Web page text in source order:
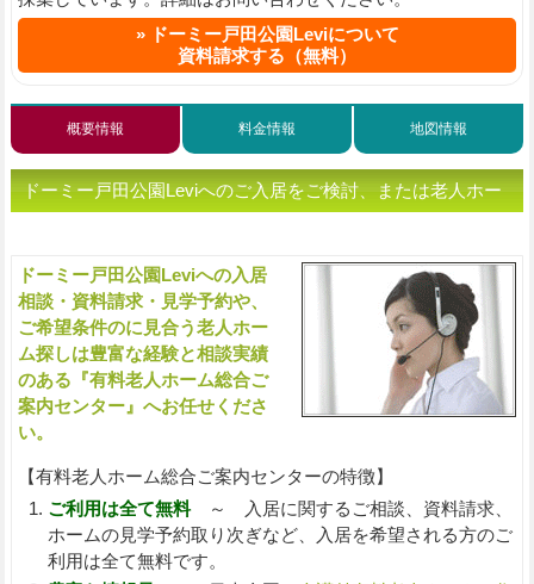
ドーミー戸田公園Leviについて
資料請求する（無料）
概要情報 料金情報 地図情報
ドーミー戸田公園Leviへのご入居をご検討、または老人ホー
ドーミー戸田公園Leviへの入居
相談・資料請求・見学予約や、
ご希望条件のに見合う老人ホー
ム探しは豊富な経験と相談実績
のある『有料老人ホーム総合ご
案内センター』へお任せくださ
い。
【有料老人ホーム総合ご案内センターの特徴】
ご利用は全て無料～ 入居に関するご相談、資料請求、
ホームの見学予約取り次ぎなど、入居を希望される方のご
利用は全て無料です。